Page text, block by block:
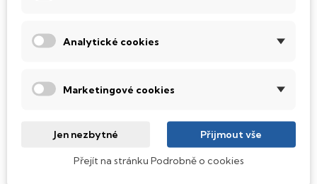
(Hard Disk Drive) disků nedisponuje žádnými pohyblivými
soustavy je tento disk mnohem
a především nabízí
Podsvícená klávesnice
Integrovaný systém úsporných LED diod osvítí jednotlivé
Analytické cookies
Marketingové cookies
Jen nezbytné Přijmout vše
Přejít na stránku Podrobně o cookies